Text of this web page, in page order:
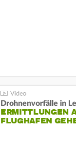
Drohnenvorfälle in
ERMITTLUNGEN
FLUGHAFEN